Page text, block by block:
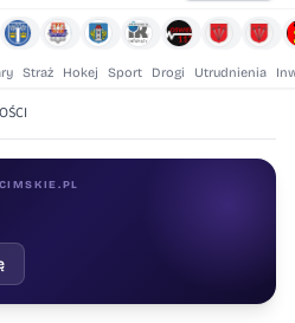
Straż Hokej Sport Drogi Utrudnienia